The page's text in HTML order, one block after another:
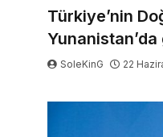
Türkiye’nin
SoleKinG 22